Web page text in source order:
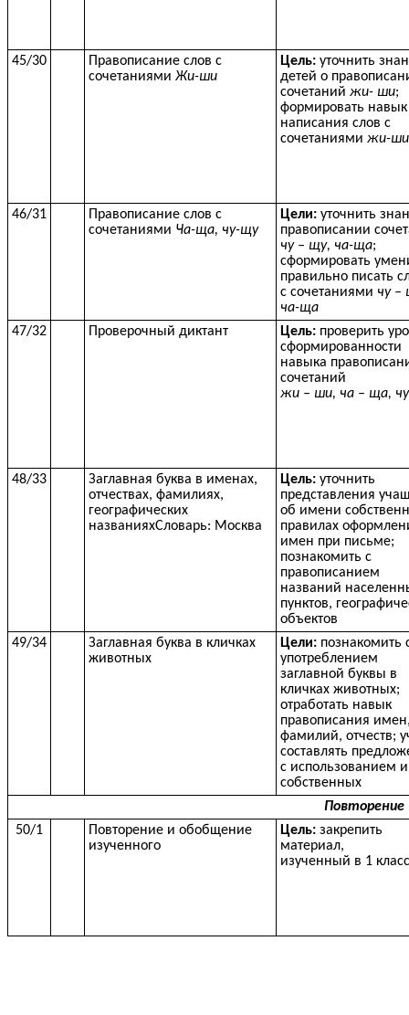
45/30
Правописание слов с
сочетаниями Жи-ши
Цель: уточнить
детей о
сочетаний жи- ши;
формировать навык
написания слов с
сочетаниями жи-ши
46/31
Правописание слов с
сочетаниями Ча-ща, чу-щу
Цели: уточнить
правописании
чу – щу, ча-ща;
сформировать
правильно писать
с сочетаниями чу –
ча-ща
47/32
Проверочный диктант Цель: проверить
сформированности
навыка
сочетаний
жи – ши, ча – ща,
48/33
Заглавная буква в именах,
отчествах, фамилиях,
географических
названияхСловарь: Москва
Цель: уточнить
представления
об имени
правилах
имен при письме;
познакомить с
правописанием
названий
пунктов,
объектов
49/34
Заглавная буква в кличках
животных
Цели: познакомить
употреблением
заглавной буквы в
кличках животных;
отработать навык
правописания
фамилий, отчеств;
составлять
с использованием
собственных
Повторение
50/1
Повторение и обобщение
изученного
Цель: закрепить
материал,
изученный в 1